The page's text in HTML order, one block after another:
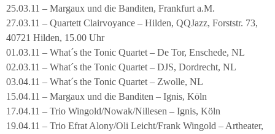
25.03.11 – Margaux und die Banditen, Frankfurt a.M.
27.03.11 – Quartett Clairvoyance – Hilden, QQJazz, Forststr. 73,
40721 Hilden, 15.00 Uhr
01.03.11 – What´s the Tonic Quartet – De Tor, Enschede, NL
02.03.11 – What´s the Tonic Quartet – DJS, Dordrecht, NL
03.04.11 – What´s the Tonic Quartet – Zwolle, NL
15.04.11 – Margaux und die Banditen – Ignis, Köln
17.04.11 – Trio Wingold/Nowak/Nillesen – Ignis, Köln
19.04.11 – Trio Efrat Alony/Oli Leicht/Frank Wingold – Artheater,